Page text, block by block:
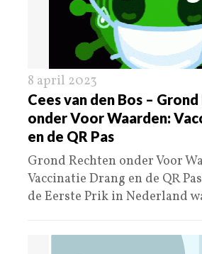
8 april 2023
Cees van den Bos –
onder Voor Waarden:
en de QR Pas
Grond Rechten onder Voor
Vaccinatie Drang en de QR
de Eerste Prik in Nederland